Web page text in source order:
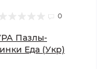
0
Пазлы-
Еда (Укр)